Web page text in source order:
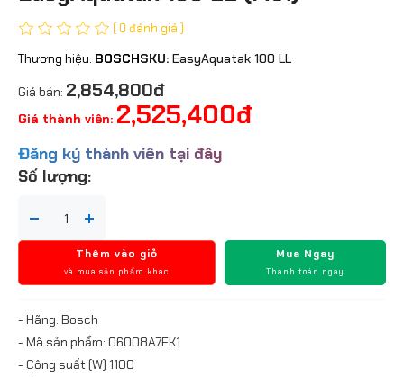
( 0 đánh giá )
Thương hiệu: BOSCHSKU: EasyAquatak 100 LL
Giá bán: 2,854,800đ
Giá thành viên: 2,525,400đ
Đăng ký thành viên tại đây
Số lượng:
Thêm vào giỏ
và mua sản phẩm khác
Mua Ngay
Thanh toán ngay
- Hãng: Bosch
- Mã sản phẩm: 06008A7EK1
- Công suất (W) 1100